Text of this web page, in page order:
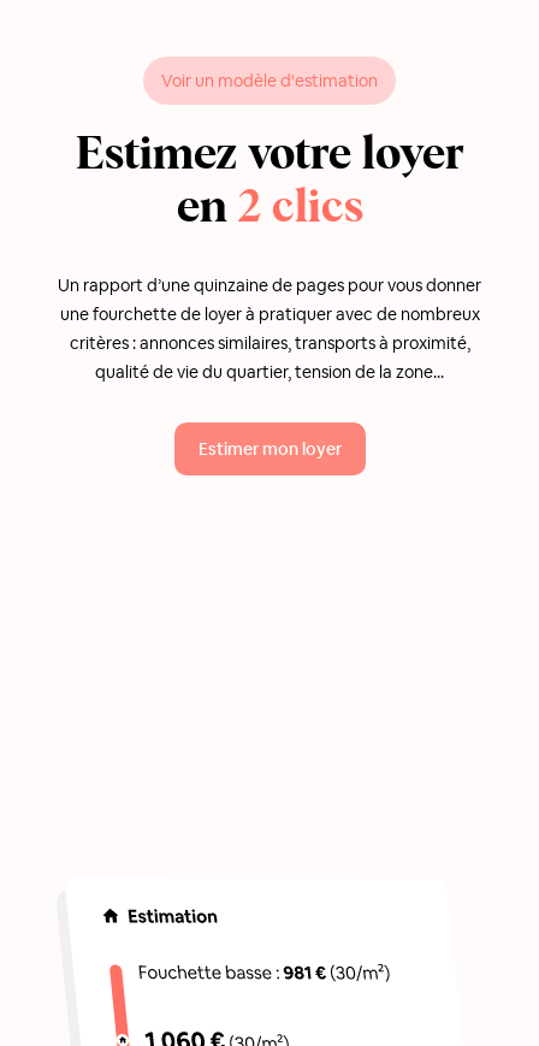
Voir un modèle d'estimation
Estimez votre loyer
en 2 clics
Un rapport d’une quinzaine de pages pour vous donner
une fourchette de loyer à pratiquer avec de nombreux
critères : annonces similaires, transports à proximité,
qualité de vie du quartier, tension de la zone...
Estimer mon loyer